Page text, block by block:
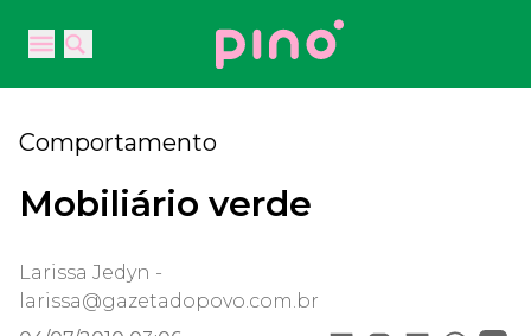
Open main menu
Open main menu
Your Company
Comportamento
Mobiliário verde
Larissa Jedyn -
larissa@gazetadopovo.com.br